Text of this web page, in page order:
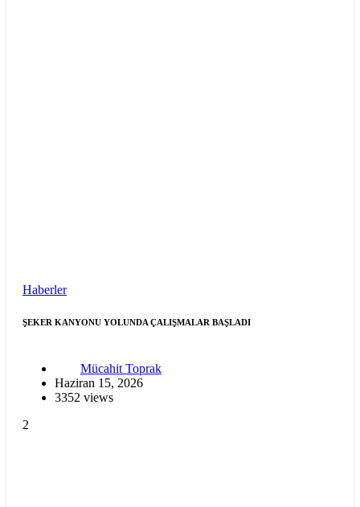
Haberler
ŞEKER KANYONU YOLUNDA ÇALIŞMALAR BAŞLADI
Mücahit Toprak
Haziran 15, 2026
3352 views
2